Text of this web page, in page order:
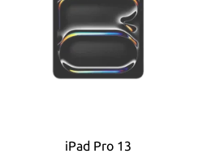
iPad Pro 13